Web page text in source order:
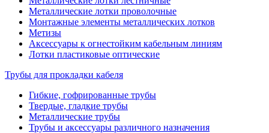
Металлические лотки проволочные
Монтажные элементы металлических лотков
Метизы
Аксессуары к огнестойким кабельным линиям
Лотки пластиковые оптические
Трубы для прокладки кабеля
Гибкие, гофрированные трубы
Твердые, гладкие трубы
Металлические трубы
Трубы и аксессуары различного назначения